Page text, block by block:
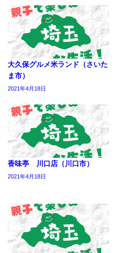
大久保グルメ米ランド（さいた
ま市）
2021年4月18日
香味亭 川口店（川口市）
2021年4月18日